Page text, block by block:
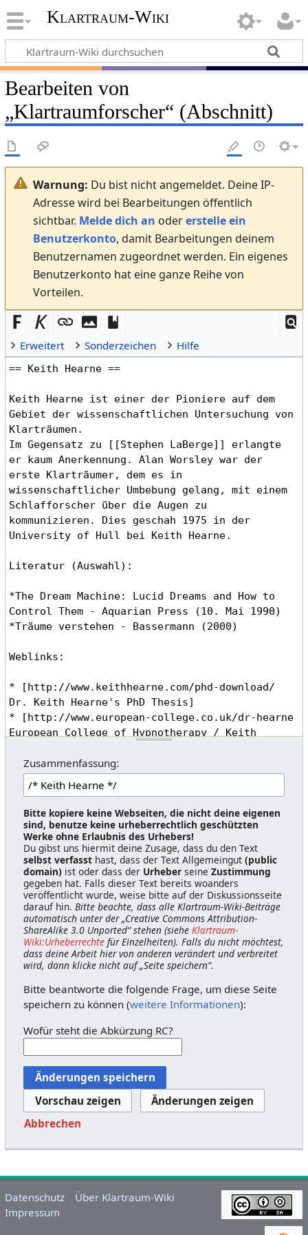
Klartraum-Wiki
Bearbeiten von
„Klartraumforscher“ (Abschnitt)
Warnung: Du bist nicht angemeldet. Deine IP-
Adresse wird bei Bearbeitungen öffentlich
sichtbar. Melde dich an odererstelle ein
Benutzerkonto, damit Bearbeitungen deinem
Benutzernamen zugeordnet werden. Ein eigenes
Benutzerkonto hat eine ganze Reihe von
Vorteilen.
Erweitert Sonderzeichen Hilfe
Zusammenfassung:
Bitte kopiere keine Webseiten, die nicht deine eigenen
sind, benutze keine urheberrechtlich geschützten
Werke ohne Erlaubnis des Urhebers!
Du gibst uns hiermit deine Zusage, dass du den Text
selbst verfasst hast, dass der Text Allgemeingut(public
domain) ist oder dass der Urheber seineZustimmung
gegeben hat. Falls dieser Text bereits woanders
veröffentlicht wurde, weise bitte auf der Diskussionsseite
darauf hin.Bitte beachte, dass alle Klartraum-Wiki-Beiträge
automatisch unter der „Creative Commons Attribution-
ShareAlike 3.0 Unported“ stehen (sieheKlartraum-
Wiki:Urheberrechte für Einzelheiten). Falls du nicht möchtest,
dass deine Arbeit hier von anderen verändert und verbreitet
wird, dann klicke nicht auf „Seite speichern“.
Bitte beantworte die folgende Frage, um diese Seite
speichern zu können (weitere Informationen):
Wofür steht die Abkürzung RC?
Abbrechen
Datenschutz
Über Klartraum-Wiki
Impressum